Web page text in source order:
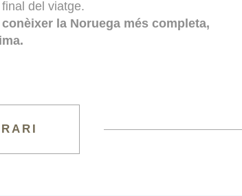
del viatge.
la Noruega més completa,